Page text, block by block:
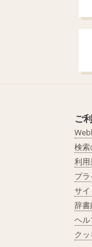
ご
検
利用
プ
サ
辞書
ヘル
ク